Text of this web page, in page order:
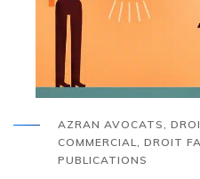
AZRAN AVOCATS
COMMERCIAL
DROIT
PUBLICATIONS